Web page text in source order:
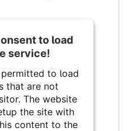
to load
service!
to load
that are not
The website
the site with
content to the